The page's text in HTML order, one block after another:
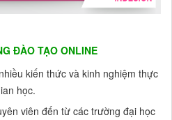
ĐÀO TẠO ONLINE
kiến thức và kinh nghiệm thực
học.
viên đến từ các trường đại học